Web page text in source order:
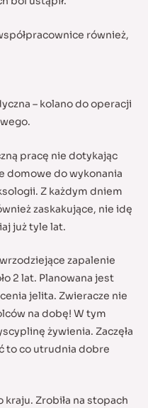
również,
– kolano do operacji
pracę nie dotykając
domowe do wykonania
Z każdym dniem
zaskakujące, nie idę
już tyle lat.
zapalenie
2 lat. Planowana jest
jelita. Zwieracze nie
na dobę! W tym
żywienia. Zaczęła
to co utrudnia dobre
kraju. Zrobiła na stopach